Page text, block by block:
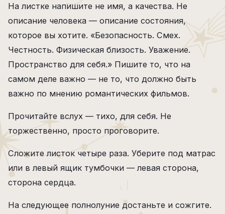
На листке напишите не имя, а качества. Не
описание человека — описание состояния,
которое вы хотите. «Безопасность. Смех.
Честность. Физическая близость. Уважение.
Пространство для себя.» Пишите то, что на
самом деле важно — не то, что должно быть
важно по мнению романтических фильмов.
Прочитайте вслух — тихо, для себя. Не
торжественно, просто проговорите.
Сложите листок четыре раза. Уберите под матрас
или в левый ящик тумбочки — левая сторона,
сторона сердца.
На следующее полнолуние достаньте и сожгите.